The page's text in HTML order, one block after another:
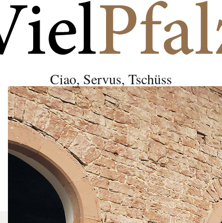
Ciao, Servus, Tschüss